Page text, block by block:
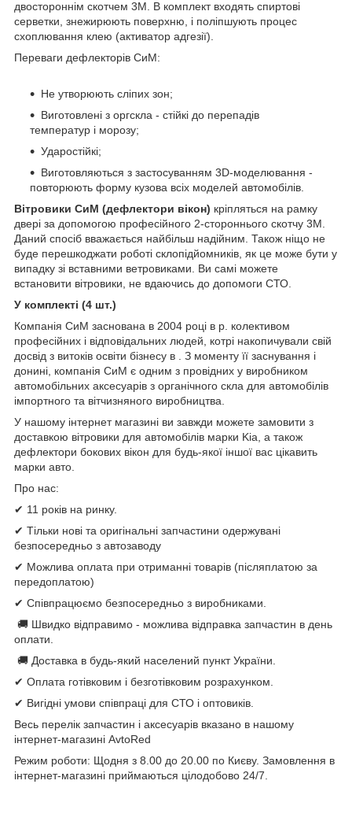
двостороннім скотчем 3М. В комплект входять спиртові
серветки, знежирюють поверхню, і поліпшують процес
схоплювання клею (активатор адгезії).
Переваги дефлекторів СиМ:
Не утворюють сліпих зон;
Виготовлені з оргскла - стійкі до перепадів
температур і морозу;
Ударостійкі;
Виготовляються з застосуванням 3D-моделювання -
повторюють форму кузова всіх моделей автомобілів.
Вітровики СиМ (дефлектори вікон) кріпляться на рамку
двері за допомогою професійного 2-стороннього скотчу 3M.
Даний спосіб вважається найбільш надійним. Також ніщо не
буде перешкоджати роботі склопідйомників, як це може бути у
випадку зі вставними ветровиками. Ви самі можете
встановити вітровики, не вдаючись до допомоги СТО.
У комплекті (4 шт.)
Компанія СиМ заснована в 2004 році в р. колективом
професійних і відповідальних людей, котрі накопичували свій
досвід з витоків освіти бізнесу в . З моменту її заснування і
донині, компанія СиМ є одним з провідних у виробником
автомобільних аксесуарів з органічного скла для автомобілів
імпортного та вітчизняного виробництва.
У нашому інтернет магазині ви завжди можете замовити з
доставкою вітровики для автомобілів марки Kia, а також
дефлектори бокових вікон для будь-якої іншої вас цікавить
марки авто.
Про нас:
✔ 11 років на ринку.
✔ Тільки нові та оригінальні запчастини одержувані
безпосередньо з автозаводу
✔ Можлива оплата при отриманні товарів (післяплатою за
передоплатою)
✔ Співпрацюємо безпосередньо з виробниками.
🚚 Швидко відправимо - можлива відправка запчастин в день
оплати.
🚚 Доставка в будь-який населений пункт України.
✔ Оплата готівковим і безготівковим розрахунком.
✔ Вигідні умови співпраці для СТО і оптовиків.
Весь перелік запчастин і аксесуарів вказано в нашому
інтернет-магазині AvtoRed
Режим роботи: Щодня з 8.00 до 20.00 по Києву. Замовлення в
інтернет-магазині приймаються цілодобово 24/7.